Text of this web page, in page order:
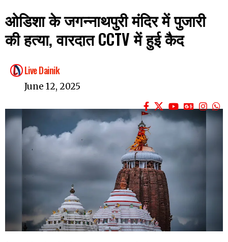
ओडिशा के जगन्नाथपुरी मंदिर में पुजारी
की हत्या, वारदात CCTV में हुई कैद
Live Dainik
June 12, 2025